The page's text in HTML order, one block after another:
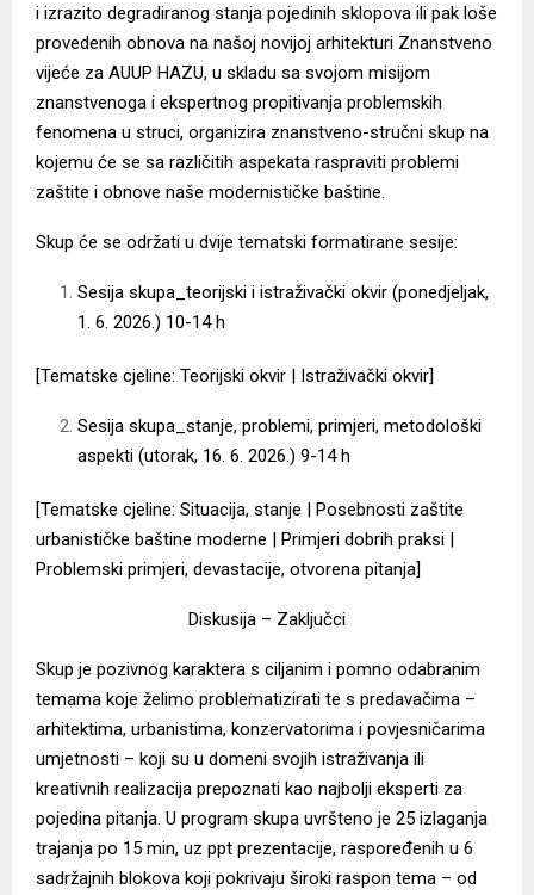
i izrazito degradiranog stanja pojedinih sklopova ili pak loše
provedenih obnova na našoj novijoj arhitekturi Znanstveno
vijeće za AUUP HAZU, u skladu sa svojom misijom
znanstvenoga i ekspertnog propitivanja problemskih
fenomena u struci, organizira znanstveno-stručni skup na
kojemu će se sa različitih aspekata raspraviti problemi
zaštite i obnove naše modernističke baštine.
Skup će se održati u dvije tematski formatirane sesije:
Sesija skupa_teorijski i istraživački okvir (ponedjeljak,
1. 6. 2026.) 10-14 h
[Tematske cjeline: Teorijski okvir | Istraživački okvir]
Sesija skupa_stanje, problemi, primjeri, metodološki
aspekti (utorak, 16. 6. 2026.) 9-14 h
[Tematske cjeline: Situacija, stanje | Posebnosti zaštite
urbanističke baštine moderne | Primjeri dobrih praksi |
Problemski primjeri, devastacije, otvorena pitanja]
Diskusija – Zaključci
Skup je pozivnog karaktera s ciljanim i pomno odabranim
temama koje želimo problematizirati te s predavačima –
arhitektima, urbanistima, konzervatorima i povjesničarima
umjetnosti – koji su u domeni svojih istraživanja ili
kreativnih realizacija prepoznati kao najbolji eksperti za
pojedina pitanja. U program skupa uvršteno je 25 izlaganja
trajanja po 15 min, uz ppt prezentacije, raspoređenih u 6
sadržajnih blokova koji pokrivaju široki raspon tema – od